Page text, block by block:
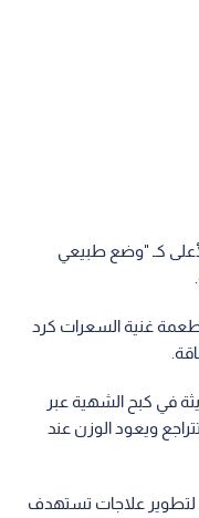
كـ "وضع طبيعي
غنية السعرات كرد
في كبح الشهية عبر
ويعود الوزن عند
لتطوير علاجات تستهدف